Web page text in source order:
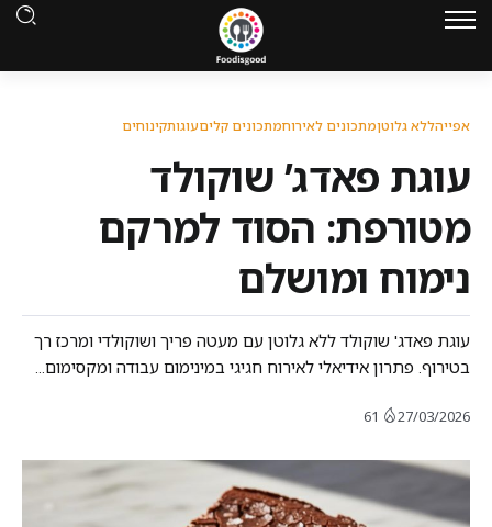
אפייהללא גלוטןמתכונים לאירוחמתכונים קליםעוגותקינוחים
עוגת פאדג’ שוקולד
מטורפת: הסוד למרקם
נימוח ומושלם
עוגת פאדג' שוקולד ללא גלוטן עם מעטה פריך ושוקולדי ומרכז רך
בטירוף. פתרון אידיאלי לאירוח חגיגי במינימום עבודה ומקסימום...
27/03/2026
61